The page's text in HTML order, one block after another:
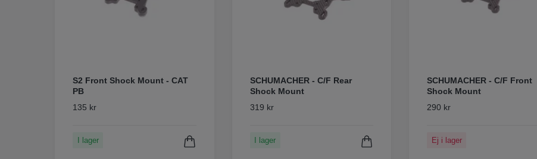
S2 Front Shock Mount - CAT
PB
135 kr
I lager
SCHUMACHER - C/F Rear
Shock Mount
319 kr
I lager
SCHUMACHER - C/F Front
Shock Mount
290 kr
Ej i lager